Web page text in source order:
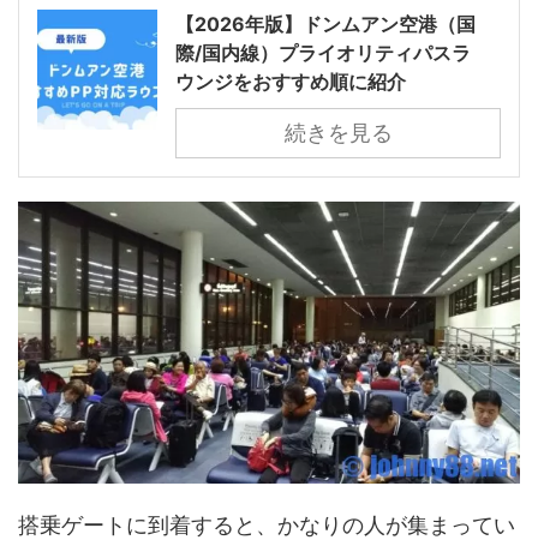
【2026年版】ドンムアン空港（国
際/国内線）プライオリティパスラ
ウンジをおすすめ順に紹介
続きを見る
搭乗ゲートに到着すると、かなりの人が集まってい